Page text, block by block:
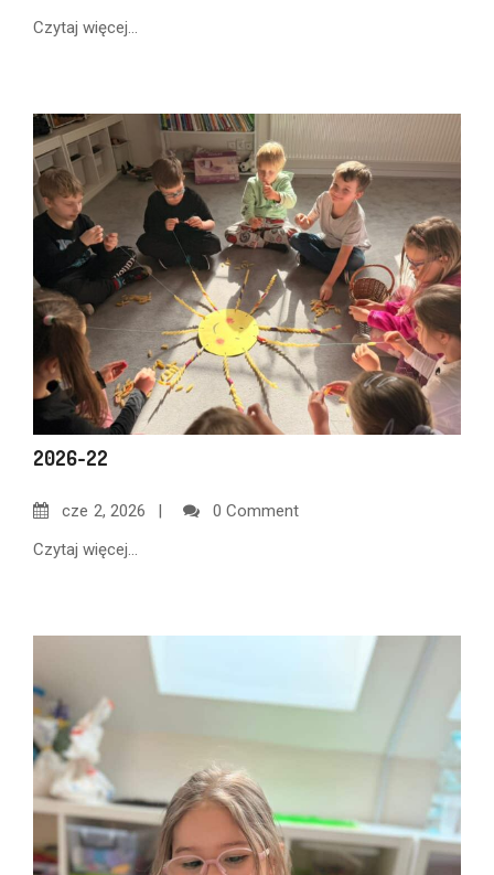
Czytaj więcej...
2026-22
cze 2, 2026
0 Comment
Czytaj więcej...